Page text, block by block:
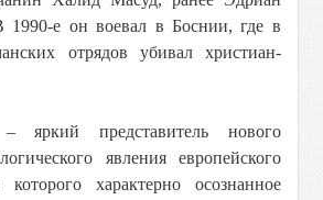
1990-е он воевал в Боснии, где в
отрядов убивал христиан-
яркий представитель нового
явления европейского
характерно осознанное